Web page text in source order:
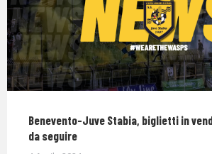
Benevento-Juve Stabia, biglietti in
da seguire